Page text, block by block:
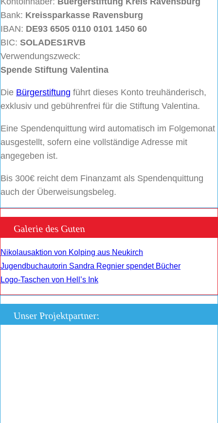
Bank: Kreissparkasse Ravensburg
IBAN: DE93 6505 0110 0101 1450 60
BIC: SOLADES1RVB
Verwendungszweck:
Spende Stiftung Valentina
Die Bürgerstiftung führt dieses Konto treuhänderisch,
exklusiv und gebührenfrei für die Stiftung Valentina.
Eine Spendenquittung wird automatisch im Folgemonat
ausgestellt, sofern eine vollständige Adresse mit
angegeben ist.
Bis 300€ reicht dem Finanzamt als Spendenquittung
auch der Überweisungsbeleg.
Galerie des Guten
Nikolausaktion von Kolping aus Neukirch
Jugendbuchautorin Sandra Regnier spendet Bücher
Logo-Taschen von Hell’s Ink
Unser Projektpartner: